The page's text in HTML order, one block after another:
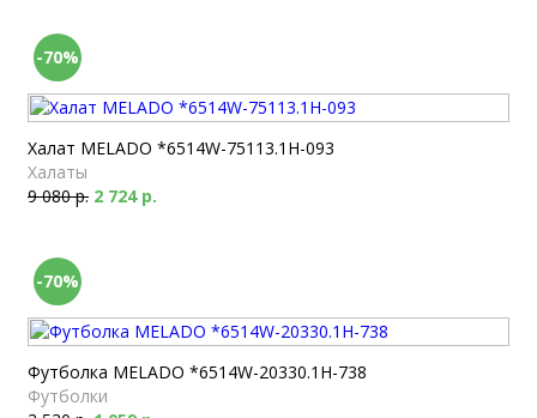
-70%
Халат MELADO *6514W-75113.1H-093
Халаты
9 080 р. 2 724 р.
-70%
Футболка MELADO *6514W-20330.1H-738
Футболки